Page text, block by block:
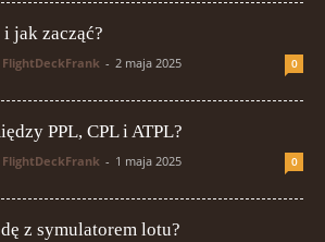
jak zacząć?
FlightDeckFrank - 2 maja 2025 0
PPL, CPL i ATPL?
FlightDeckFrank - 1 maja 2025 0
z symulatorem lotu?